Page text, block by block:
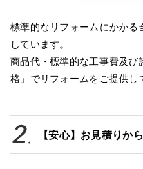
標準的なリフォームにかか
しています。
商品代・標準的な工事費及
格」でリフォームをご提供し
【安心】お見積りか